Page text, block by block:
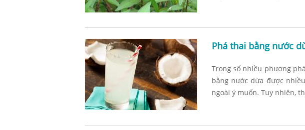
Phá thai bằng nước
Trong số nhiều phương
bằng nước dừa được
ngoài ý muốn. Tuy nhiên,